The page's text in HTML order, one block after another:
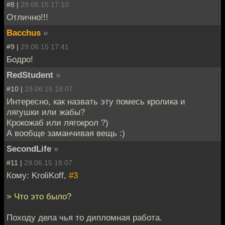
#8 | 29.06.15 17:10
Отлично!!!
Bacchus »
#9 | 29.06.15 17:41
Бодро!
RedStudent »
#10 | 29.06.15 18:07
Интересно, как назвать эту помесь кролика и
лягушки или жабы?
Крокожаб или лягокрол ?)
А вообще заманчивая вещь :)
SecondLife »
#11 | 29.06.15 18:07
Кому: KroliKoff, #3
> Что это было?
Походу дела чья то дипломная работа.